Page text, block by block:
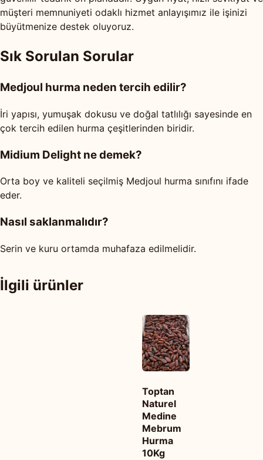
müşteri memnuniyeti odaklı hizmet anlayışımız ile işinizi
büyütmenize destek oluyoruz.
Sık Sorulan Sorular
Medjoul hurma neden tercih edilir?
İri yapısı, yumuşak dokusu ve doğal tatlılığı sayesinde en
çok tercih edilen hurma çeşitlerinden biridir.
Midium Delight ne demek?
Orta boy ve kaliteli seçilmiş Medjoul hurma sınıfını ifade
eder.
Nasıl saklanmalıdır?
Serin ve kuru ortamda muhafaza edilmelidir.
İlgili ürünler
Toptan
Naturel
Medine
Mebrum
Hurma
10Kg